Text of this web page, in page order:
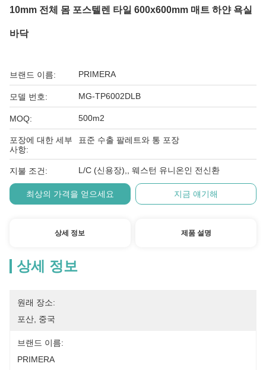
10mm 전체 몸 포스텔렌 타일 600x600mm 매트 하얀 욕실
바닥
브랜드 이름: PRIMERA
모델 번호: MG-TP6002DLB
MOQ: 500m2
포장에 대한 세부
사항:
표준 수출 팔레트와 통 포장
지불 조건: L/C (신용장),, 웨스턴 유니온인 전신환
최상의 가격을 얻으세요 지금 얘기해
상세 정보 제품 설명
상세 정보
원래 장소:
포산, 중국
브랜드 이름:
PRIMERA